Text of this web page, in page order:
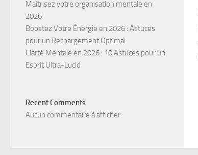
Maîtrisez votre organisation mentale en
2026
Boostez Votre Énergie en 2026 : Astuces
pour un Rechargement Optimal
Clarté Mentale en 2026 : 10 Astuces pour un
Esprit Ultra-Lucid
Recent Comments
Aucun commentaire à afficher.